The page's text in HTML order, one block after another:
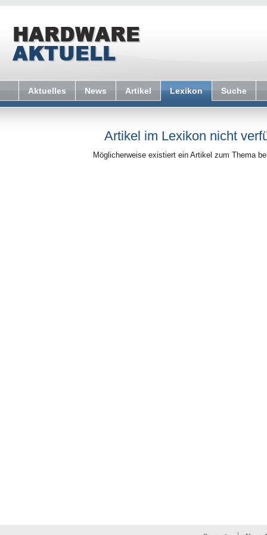
Aktuelles News Artikel Lexikon Suche
Artikel im Lexikon nicht
Möglicherweise existiert ein Artikel zum Thema